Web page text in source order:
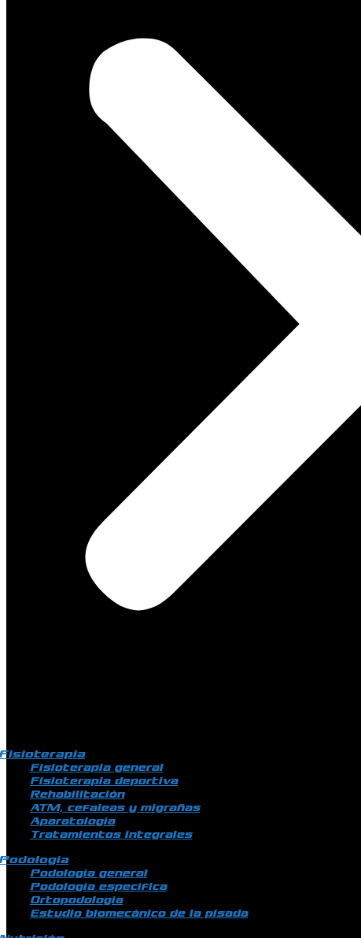
Fisioterapia general
Fisioterapia deportiva
Rehabilitación
ATM, cefaleas y migrañas
Aparatología
Tratamientos integrales
Podología general
Podología específica
Ortopodología
Estudio biomecánico de la pisada